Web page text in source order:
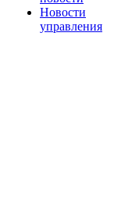
Новости
управления